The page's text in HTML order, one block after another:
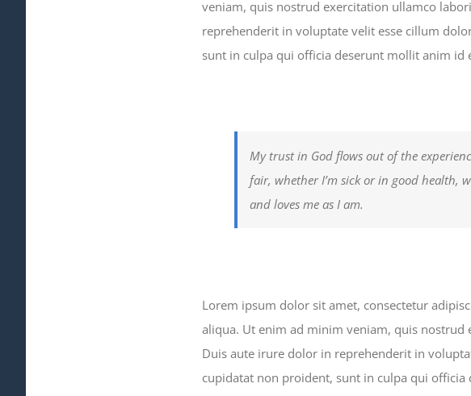
veniam, quis nostrud exercitation ullamco
reprehenderit in voluptate velit esse cillum
sunt in culpa qui officia deserunt mollit anim id
My trust in God flows out of the
fair, whether I’m sick or in good health,
and loves me as I am.
Lorem ipsum dolor sit amet, consectetur
aliqua. Ut enim ad minim veniam, quis
Duis aute irure dolor in reprehenderit in
cupidatat non proident, sunt in culpa qui